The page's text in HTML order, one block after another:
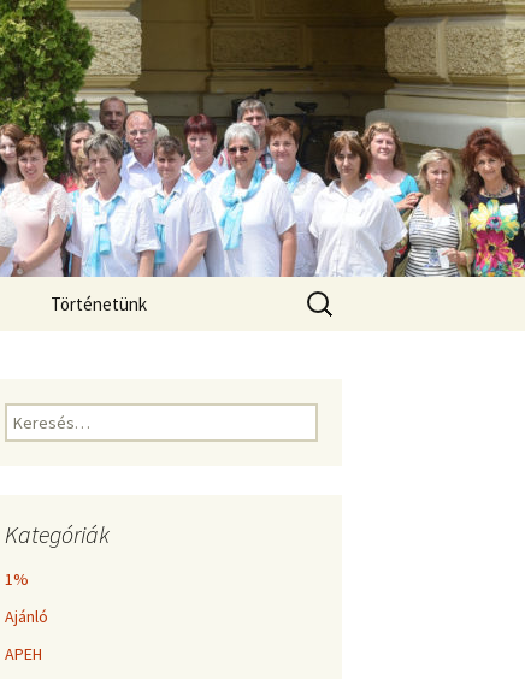
Történetünk
Keresés:
Keresés:
Kategóriák
1%
Ajánló
APEH